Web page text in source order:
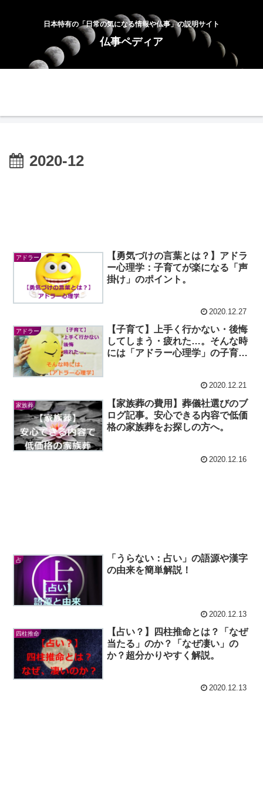
日本特有の「日常の気になる情報や仏事」の説明サイト
仏事ペディア
2020-12
アドラー
【勇気づけの言葉とは？】アドラ
ー心理学：子育てが楽になる「声
掛け」のポイント。
2020.12.27
アドラー
【子育て】上手く行かない・後悔
してしまう・疲れた…。そんな時
には「アドラー心理学」の子育て
2020.12.21
家族葬
【家族葬の費用】葬儀社選びのブ
ログ記事。安心できる内容で低価
格の家族葬をお探しの方へ。
2020.12.16
占
「うらない：占い」の語源や漢字
の由来を簡単解説！
2020.12.13
四柱推命
【占い？】四柱推命とは？「なぜ
当たる」のか？「なぜ凄い」の
か？超分かりやすく解説。
2020.12.13